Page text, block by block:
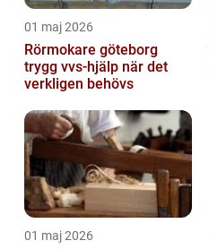
01 maj 2026
Rörmokare göteborg
trygg vvs-hjälp när det
verkligen behövs
01 maj 2026